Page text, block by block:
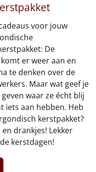
voor jouw
De
er weer aan en
te denken over de
Maar wat geef je
waar ze écht blij
iets aan hebben. Heb
kerstpakket?
drankjes! Lekker
kerstdagen!